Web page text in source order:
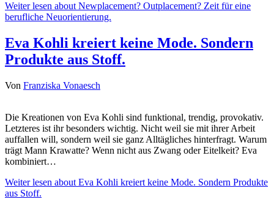
Weiter lesen about Newplacement? Outplacement? Zeit für eine
berufliche Neuorientierung.
Eva Kohli kreiert keine Mode. Sondern
Produkte aus Stoff.
Von Franziska Vonaesch
Die Kreationen von Eva Kohli sind funktional, trendig, provokativ.
Letzteres ist ihr besonders wichtig. Nicht weil sie mit ihrer Arbeit
auffallen will, sondern weil sie ganz Alltägliches hinterfragt. Warum
trägt Mann Krawatte? Wenn nicht aus Zwang oder Eitelkeit? Eva
kombiniert…
Weiter lesen about Eva Kohli kreiert keine Mode. Sondern Produkte
aus Stoff.